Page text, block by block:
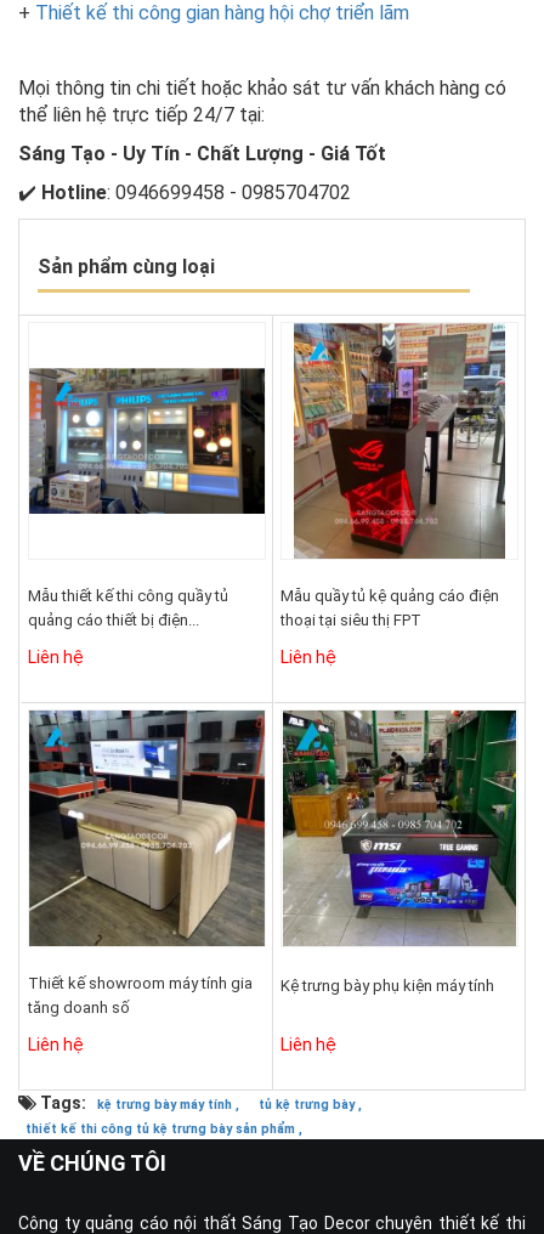
+ Thiết kế thi công gian hàng hội chợ triển lãm
Mọi thông tin chi tiết hoặc khảo sát tư vấn khách hàng có
thể liên hệ trực tiếp 24/7 tại:
Sáng Tạo - Uy Tín - Chất Lượng - Giá Tốt
✔️ Hotline: 0946699458 - 0985704702
Sản phẩm cùng loại
Mẫu thiết kế thi công quầy tủ
quảng cáo thiết bị điện...
Liên hệ
Mẫu quầy tủ kệ quảng cáo điện
thoại tại siêu thị FPT
Liên hệ
Thiết kế showroom máy tính gia
tăng doanh số
Liên hệ
Kệ trưng bày phụ kiện máy tính
Liên hệ
Tags: kệ trưng bày máy tính ,
tủ kệ trưng bày ,
thiết kế thi công tủ kệ trưng bày sản phẩm ,
VỀ CHÚNG TÔI
Công ty quảng cáo nội thất Sáng Tạo Decor chuyên thiết kế thi